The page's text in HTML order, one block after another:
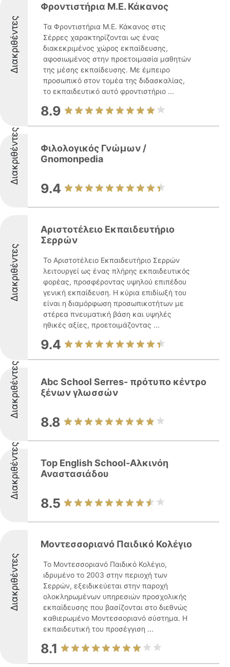
Διακριθέντες
Φροντιστήρια Μ.Ε. Κάκανος
Τα Φροντιστήρια Μ.Ε. Κάκανος στις
Σέρρες χαρακτηρίζονται ως ένας
διακεκριμένος χώρος εκπαίδευσης,
αφοσιωμένος στην προετοιμασία μαθητών
της μέσης εκπαίδευσης. Με έμπειρο
προσωπικό στον τομέα της διδασκαλίας,
το εκπαιδευτικό αυτό φροντιστήριο ...
8.9
Διακριθέντες
Φιλολογικός Γνώμων /
Gnomonpedia
9.4
Διακριθέντες
Αριστοτέλειο Εκπαιδευτήριο
Σερρών
Το Αριστοτέλειο Εκπαιδευτήριο Σερρών
λειτουργεί ως ένας πλήρης εκπαιδευτικός
φορέας, προσφέροντας υψηλού επιπέδου
γενική εκπαίδευση. Η κύρια επιδίωξή του
είναι η διαμόρφωση προσωπικοτήτων με
στέρεα πνευματική βάση και υψηλές
ηθικές αξίες, προετοιμάζοντας ...
9.4
Διακριθέντες
Abc School Serres- πρότυπο κέντρο
ξένων γλωσσών
8.8
Διακριθέντες
Top English School-Αλκινόη
Αναστασιάδου
8.5
Διακριθέντες
Μοντεσσοριανό Παιδικό Κολέγιο
Το Μοντεσσοριανό Παιδικό Κολέγιο,
ιδρυμένο το 2003 στην περιοχή των
Σερρών, εξειδικεύεται στην παροχή
ολοκληρωμένων υπηρεσιών προσχολικής
εκπαίδευσης που βασίζονται στο διεθνώς
καθιερωμένο Μοντεσσοριανό σύστημα. Η
εκπαιδευτική του προσέγγιση ...
8.1